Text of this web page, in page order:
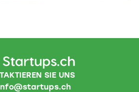
SIE UNS